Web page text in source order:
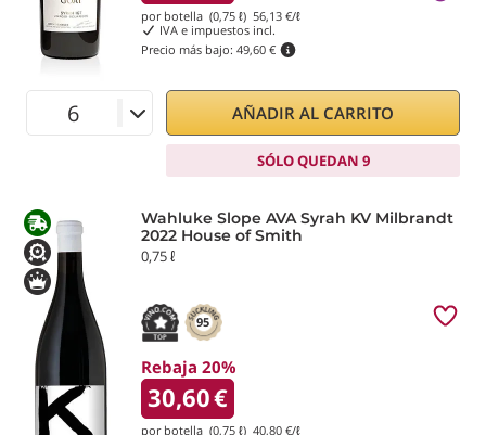
por botella (0,75 ℓ) 56,13 €/ℓ
IVA e impuestos incl.
Precio más bajo: 49,60 €
AÑADIR AL CARRITO
SÓLO QUEDAN 9
Wahluke Slope AVA Syrah KV Milbrandt
2022 House of Smith
0,75 ℓ
95
Rebaja 20%
30,60€
por botella (0,75 ℓ) 40,80 €/ℓ